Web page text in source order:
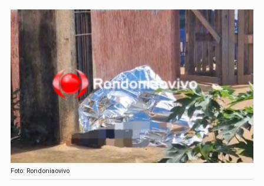
Foto: Rondoniaovivo